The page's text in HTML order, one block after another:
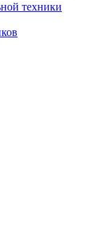
техники